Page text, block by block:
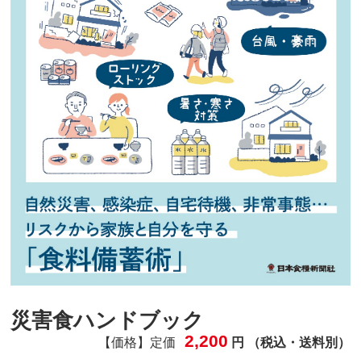
災害食ハンドブック
【価格】定価 2,200 円 （税込・送料別）